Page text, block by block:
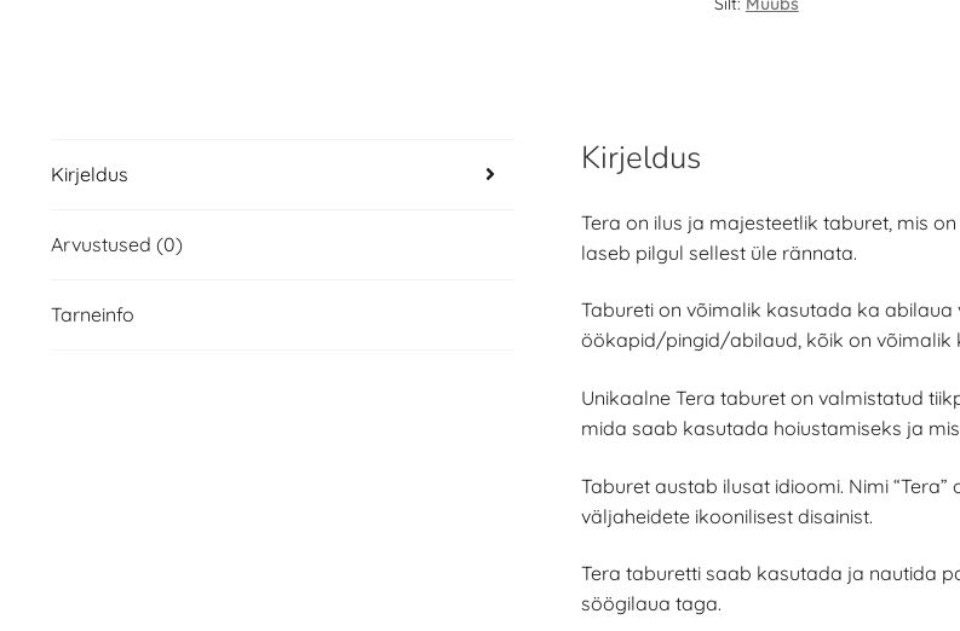
Kirjeldus
Arvustused (0)
Tarneinfo
Kirjeldus
Tera on ilus ja majesteetlik taburet, mis
laseb pilgul sellest üle rännata.
Tabureti on võimalik kasutada ka
öökapid/pingid/abilaud, kõik on võimalik
Unikaalne Tera taburet on valmistatud
mida saab kasutada hoiustamiseks ja
Taburet austab ilusat idioomi. Nimi
väljaheidete ikoonilisest disainist.
Tera taburetti saab kasutada ja nautida
söögilaua taga.